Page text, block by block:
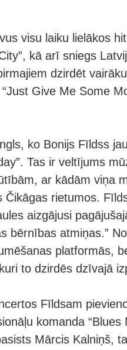
visu laiku lielākos
kā arī sniegs
dzirdēt
Give Me Some
ko Bonijs Fīldss
Tas ir veltījums
ar kādām viņa
Čikāgas rietumos.
aizgājusi
bērnības atmiņas.”
platformās,
to dzirdēs dzīvajā
Fīldsam
komanda “Blues
Mārcis Kalniņš,